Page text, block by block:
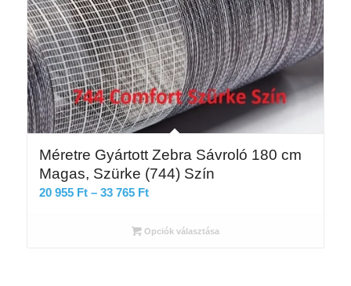
Méretre Gyártott Zebra Sávroló 180 cm
Magas, Szürke (744) Szín
20 955 Ft – 33 765 FtÁrtartomány:
955 Ft
Opciók választása